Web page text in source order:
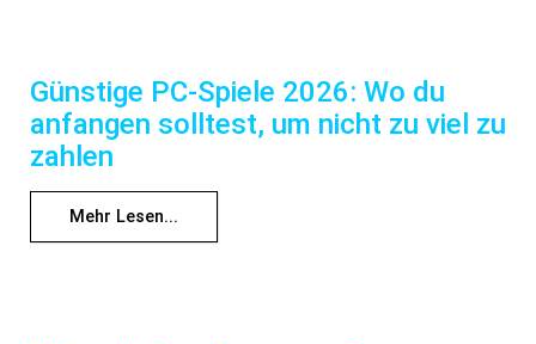
Günstige PC-Spiele 2026: Wo du
anfangen solltest, um nicht zu viel zu
zahlen
Mehr Lesen...